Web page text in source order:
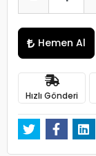
Hemen Al
Hızlı Gönderi